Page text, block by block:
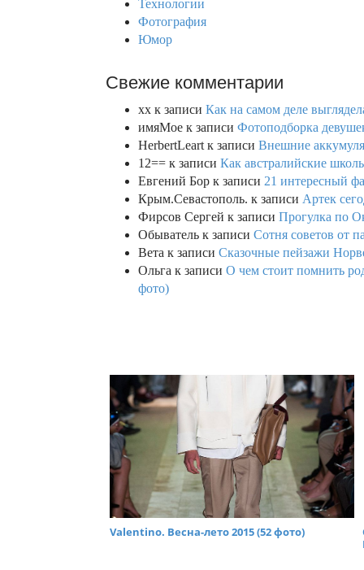
Технологии
Фотография
Юмор
Свежие комментарии
xx к записи Как на самом деле
имяМое к записи Фотоподборка
HerbertLeartк записи Внешние
12== к записи Как австралийские
Евгений Бор к записи 21 интересный
Крым.Севастополь. к записи Артек
Фирсов Сергей к записи Прогулка по
Обыватель к записи Сотня советов от
Вета к записи Сказочные пейзажи
Ольга к записи О чем стоит помнить
фото)
Valentino. Весна-лето 2015 (52 фото)